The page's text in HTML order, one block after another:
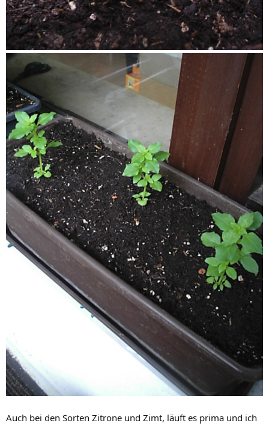
Auch bei den Sorten Zitrone und Zimt, läuft es prima und ich